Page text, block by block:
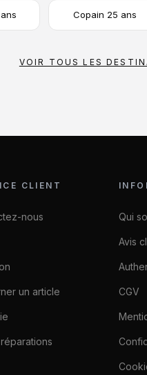
Copain 25 ans
VOIR TOUS LES
CLIENT
nous
un article
Qui
Avis
CGV